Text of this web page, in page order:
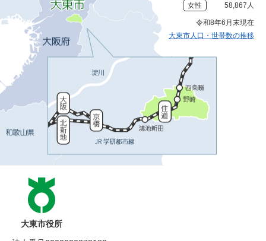
女性 58,867人
令和8年6月末現在
大東市人口・世帯数の推移
大東市役所